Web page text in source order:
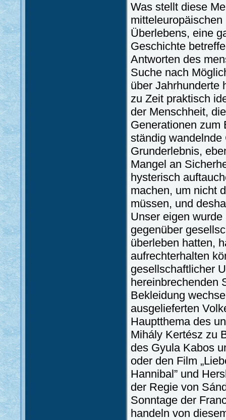
Was stellt diese
Überlebens, eine
Geschichte
Antworten des
Suche nach
über Jahrhunderte
zu Zeit praktisch
der Menschheit,
Generationen zum
ständig
Grunderlebnis,
Mangel an
hysterisch
machen, um nicht
müssen, und
Unser eigen
gegenüber
überleben hatten,
aufrechterhalten
gesellschaftlicher
hereinbrechenden
Bekleidung
ausgelieferten
Hauptthema des
Mihály Kertész zu
des Gyula Kabos
oder den Film
Hannibal” und
der Regie von
Sonntage der
handeln von